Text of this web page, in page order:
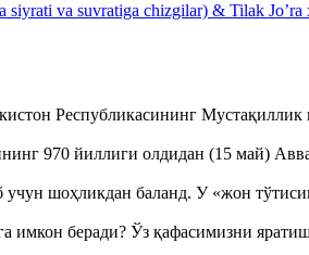
va suvratiga chizgilar) & Tilak Jo’ra
Республикасининг
970 йиллиги олдидан (15 май)
шоҳликдан баланд. У «жон
имкон беради? Ўз қафасимизни